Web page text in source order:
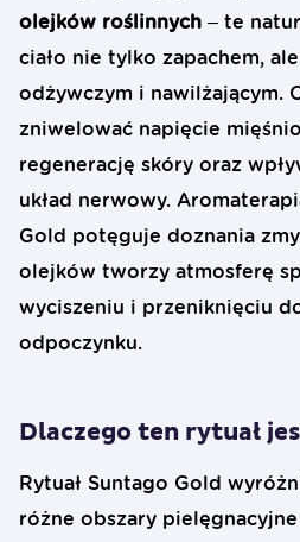
olejków roślinnych – te
ciało nie tylko zapachem,
odżywczym i nawilżającym.
zniwelować napięcie
regenerację skóry oraz
układ nerwowy.
Gold potęguje doznania
olejków tworzy atmosferę
wyciszeniu i przeniknięciu
odpoczynku.
Dlaczego ten rytuał
Rytuał Suntago Gold
różne obszary